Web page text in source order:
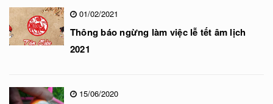
01/02/2021
Thông báo ngừng làm việc lễ tết âm lịch
2021
15/06/2020